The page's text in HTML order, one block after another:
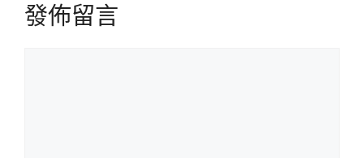
發佈留言